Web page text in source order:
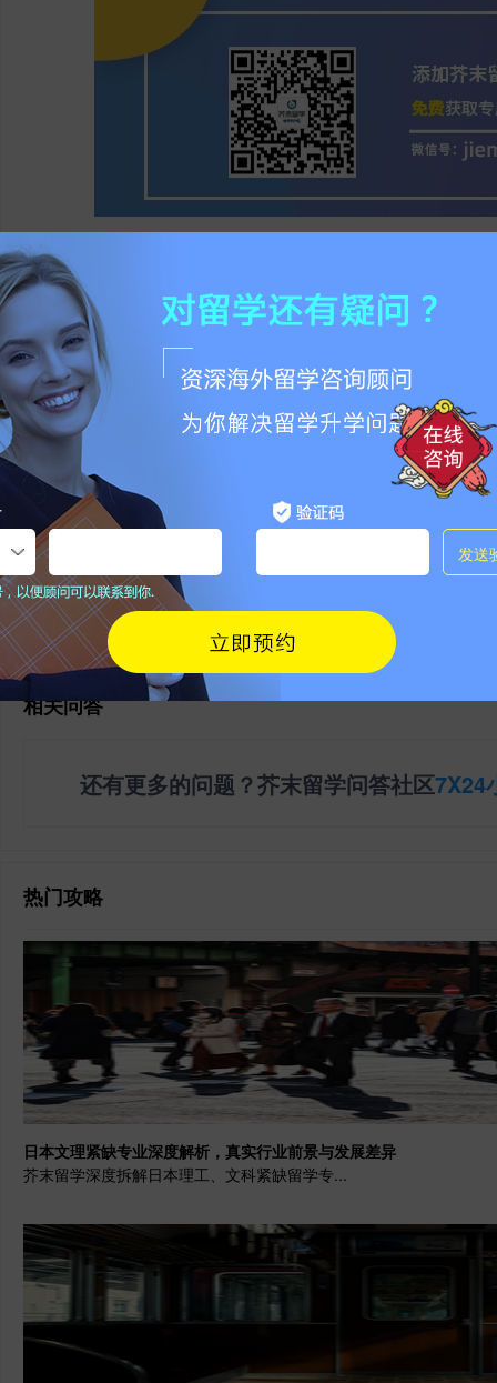
非特殊说明，本文版权原作者，转载请注明出处
本文地址： https://www.jiemo.net/news/show-2775846.html
请勿相信除官方外其他任何联系方式，谨防被骗！
条评论 登陆
相关问答
还有更多的问题？芥末留学问答社区7X24
热门攻略
日本文理紧缺专业深度解析，真实行业前景与发展差异
芥末留学深度拆解日本理工、文科紧缺留学专...